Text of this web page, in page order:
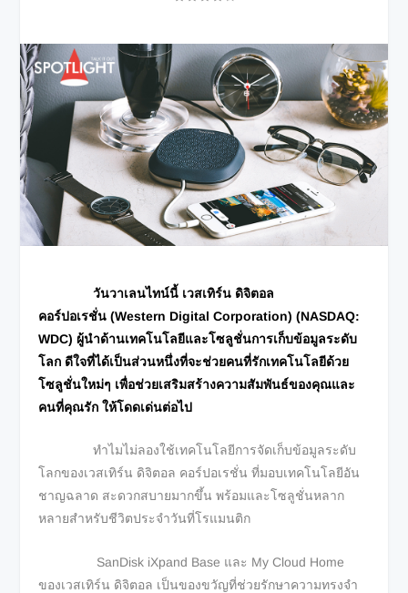
วันวาเลนไทน์นี้ เวสเทิร์น ดิจิตอล
คอร์ปอเรชั่น (Western Digital Corporation) (NASDAQ:
WDC) ผู้นำด้านเทคโนโลยีและโซลูชั่นการเก็บข้อมูลระดับ
โลก ดีใจที่ได้เป็นส่วนหนึ่งที่จะช่วยคนที่รักเทคโนโลยีด้วย
โซลูชั่นใหม่ๆ เพื่อช่วยเสริมสร้างความสัมพันธ์ของคุณและ
คนที่คุณรัก ให้โดดเด่นต่อไป
ทำไมไม่ลองใช้เทคโนโลยีการจัดเก็บข้อมูลระดับ
โลกของเวสเทิร์น ดิจิตอล คอร์ปอเรชั่น ที่มอบเทคโนโลยีอัน
ชาญฉลาด สะดวกสบายมากขึ้น พร้อมและโซลูชั่นหลาก
หลายสำหรับชีวิตประจำวันที่โรแมนติก
SanDisk iXpand Base และ My Cloud Home
ของเวสเทิร์น ดิจิตอล เป็นของขวัญที่ช่วยรักษาความทรงจำ